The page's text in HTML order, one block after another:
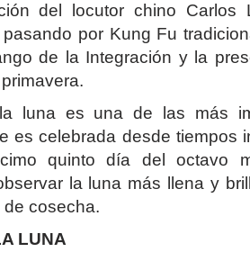
del locutor chino Carlos
por Kung Fu
de la Integración y la
luna es una de las más
es celebrada desde tiempos
quinto día del octavo
la luna más llena y
cosecha.
LUNA